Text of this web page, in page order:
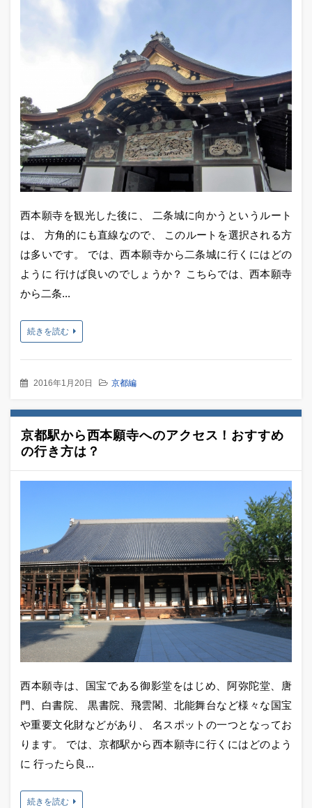
西本願寺を観光した後に、 二条城に向かうというルート
は、 方角的にも直線なので、 このルートを選択される方
は多いです。 では、西本願寺から二条城に行くにはどの
ように 行けば良いのでしょうか？ こちらでは、西本願寺
から二条...
続きを読む
2016年1月20日 京都編
京都駅から西本願寺へのアクセス！おすすめ
の行き方は？
西本願寺は、国宝である御影堂をはじめ、阿弥陀堂、唐
門、白書院、 黒書院、飛雲閣、北能舞台など様々な国宝
や重要文化財などがあり、 名スポットの一つとなってお
ります。 では、京都駅から西本願寺に行くにはどのよう
に 行ったら良...
続きを読む